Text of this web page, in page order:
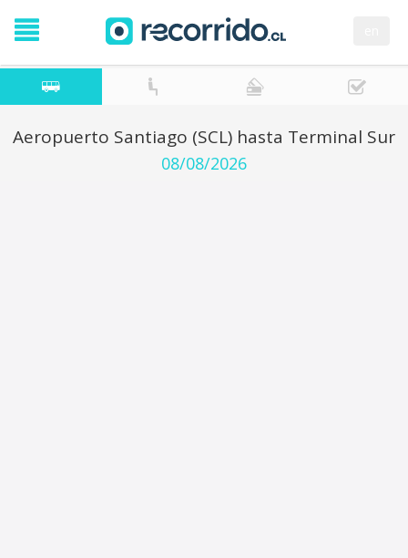
Aeropuerto Santiago (SCL) hasta Terminal Sur
08/08/2026